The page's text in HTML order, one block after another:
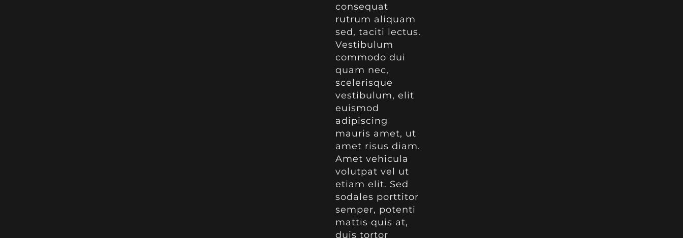
consequat
rutrum aliquam
sed, taciti lectus.
Vestibulum
commodo dui
quam nec,
scelerisque
vestibulum, elit
euismod
adipiscing
mauris amet, ut
amet risus diam.
Amet vehicula
volutpat vel ut
etiam elit. Sed
sodales porttitor
semper, potenti
mattis quis at,
duis tortor